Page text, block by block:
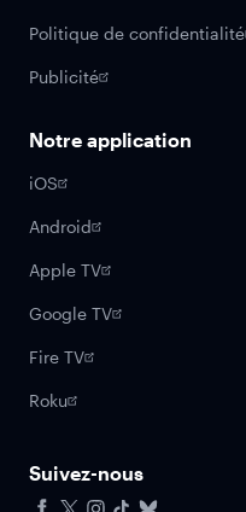
Politique de confidentialité
Publicité
Notre application
iOS
Android
Apple TV
Google TV
Fire TV
Roku
Suivez-nous